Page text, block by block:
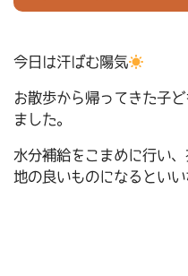
今日は汗ばむ陽気
お散歩から帰ってきた子
ました。
水分補給をこまめに行い
地の良いものになるとい